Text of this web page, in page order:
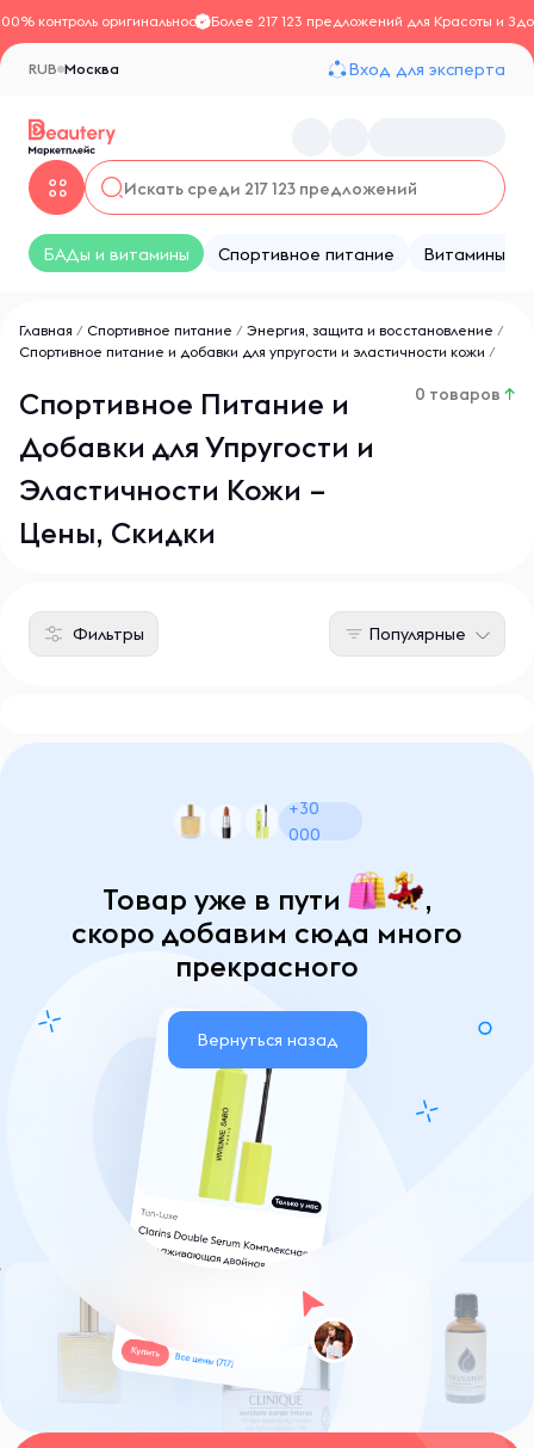
контроль оригинальностиБолее 217 123 предложений для Красоты и
Москва
RUB Вход для эксперта
БАДы и витамины Спортивное питание Витамины
Главная / Спортивное питание / Энергия, защита и восстановление /
Спортивное питание и добавки для упругости и эластичности кожи /
Спортивное Питание и
Добавки для Упругости и
Эластичности Кожи –
Цены, Скидки
0 товаров ↑
Фильтры Популярные
+30
000
Товар уже в пути
,
скоро добавим сюда много
прекрасного
Вернуться назад